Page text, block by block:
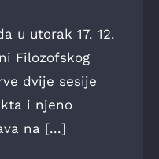
u utorak 17. 12.
Filozofskog
dvije sesije
i njeno
na [...]